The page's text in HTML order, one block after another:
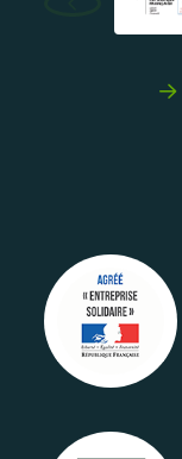
Agrément